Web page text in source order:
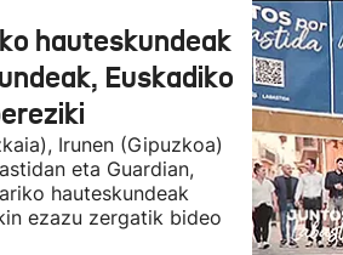
hauteskundeak
Euskadiko
Irunen (Gipuzkoa)
eta Guardian,
hauteskundeak
ezazu zergatik bideo